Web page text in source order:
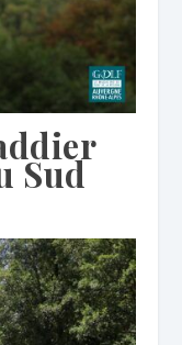
Sud